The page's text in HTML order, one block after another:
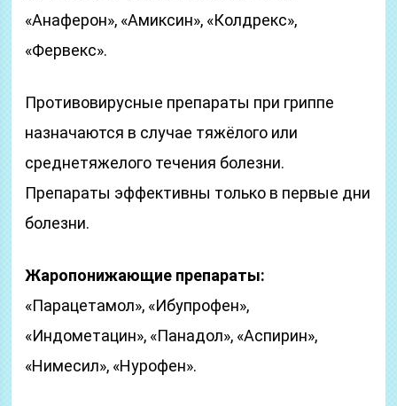
«Анаферон», «Амиксин», «Колдрекс»,
«Фервекс».
Противовирусные препараты при гриппе
назначаются в случае тяжёлого или
среднетяжелого течения болезни.
Препараты эффективны только в первые дни
болезни.
Жаропонижающие препараты:
«Парацетамол», «Ибупрофен»,
«Индометацин», «Панадол», «Аспирин»,
«Нимесил», «Нурофен».